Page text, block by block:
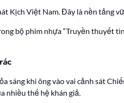
Kịch Việt Nam. Đây là nền tảng
bộ phim nhựa “Truyền thuyết
sáng khi ông vào vai cảnh sát
nhiều thế hệ khán giả.